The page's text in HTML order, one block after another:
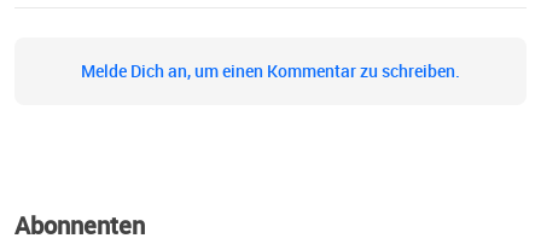
Melde Dich an, um einen Kommentar zu schreiben.
Abonnenten